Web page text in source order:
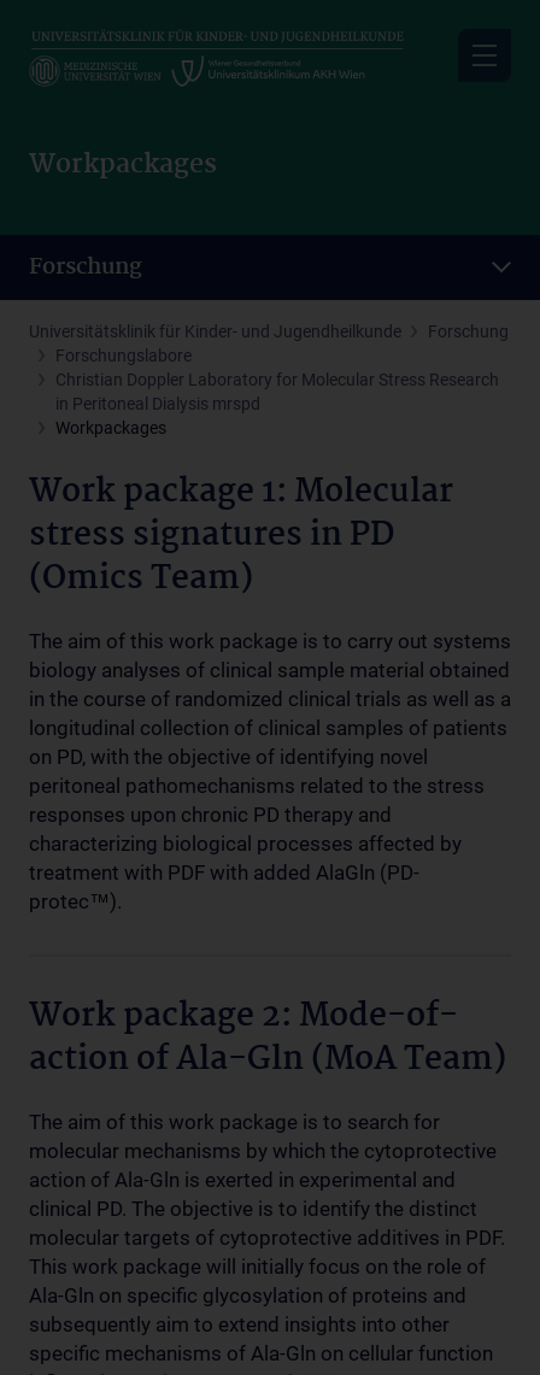
main
Workpackages
Forschung
Universitätsklinik für Kinder- und Jugendheilkunde
Forschung
Forschungslabore
Christian Doppler Laboratory for Molecular Stress Research
in Peritoneal Dialysis mrspd
Workpackages
Work package 1: Molecular
stress signatures in PD
(Omics Team)
The aim of this work package is to carry out systems
biology analyses of clinical sample material obtained
in the course of randomized clinical trials as well as a
longitudinal collection of clinical samples of patients
on PD, with the objective of identifying novel
peritoneal pathomechanisms related to the stress
responses upon chronic PD therapy and
characterizing biological processes affected by
treatment with PDF with added AlaGln (PD-
protec™).
Work package 2: Mode-of-
action of Ala-Gln (MoA Team)
The aim of this work package is to search for
molecular mechanisms by which the cytoprotective
action of Ala-Gln is exerted in experimental and
clinical PD. The objective is to identify the distinct
molecular targets of cytoprotective additives in PDF.
This work package will initially focus on the role of
Ala-Gln on specific glycosylation of proteins and
subsequently aim to extend insights into other
specific mechanisms of Ala-Gln on cellular function